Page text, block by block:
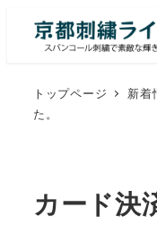
トップページ 新着
た。
カード決